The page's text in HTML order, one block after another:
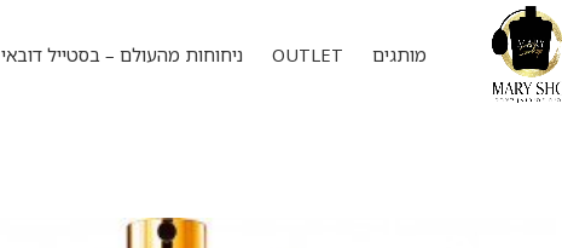
מותגים OUTLET ניחוחות מהעולם – בסטייל דובאי